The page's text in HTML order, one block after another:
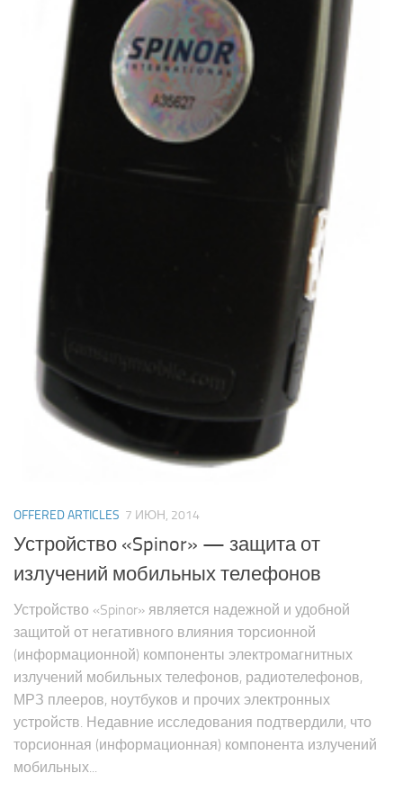
OFFERED ARTICLES 7 ИЮН, 2014
Устройство «Spinor» — защита от
излучений мобильных телефонов
Устройство «Spinor» является надежной и удобной
защитой от негативного влияния торсионной
(информационной) компоненты электромагнитных
излучений мобильных телефонов, радиотелефонов,
МРЗ плееров, ноутбуков и прочих электронных
устройств. Недавние исследования подтвердили, что
торсионная (информационная) компонента излучений
мобильных...